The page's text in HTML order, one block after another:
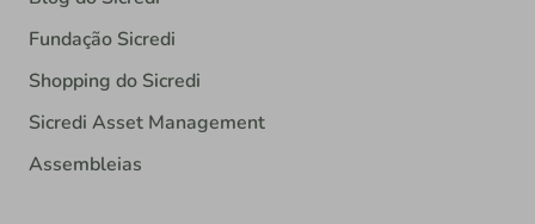
Fundação Sicredi
Shopping do Sicredi
Sicredi Asset Management
Assembleias